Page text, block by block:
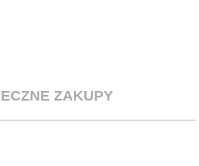
ZAKUPY